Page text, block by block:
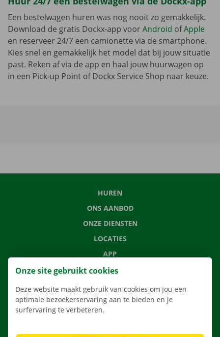
Een bestelwagen huren was nog nooit zo gemakkelijk.
Download de gratis Dockx-app voorAndroid ofApple
en reserveer 24/7 een camionette via de smartphone.
Kies snel en gemakkelijk het model dat bij jouw situatie
past. Reken af via de app en haal jouw huurwagen op
in een Pick-up Point of Dockx Service Shop naar keuze.
HUREN
ONS AANBOD
ONZE DIENSTEN
LOCATIES
APP
VERHUISOPLOSSINGEN
CONTACTEER ONS
Onze site gebruikt cookies
Deze website maakt gebruik van cookies om jou een
optimale bezoekerservaring aan te bieden en je
surfervaring te verbeteren.